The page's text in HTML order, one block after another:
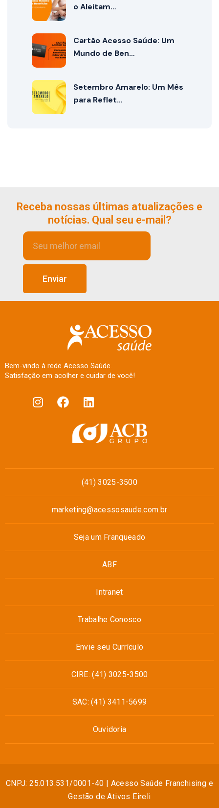
o Aleitam…
Cartão Acesso Saúde: Um
Mundo de Ben…
Setembro Amarelo: Um Mês
para Reflet…
Receba nossas últimas atualizações e
notícias. Qual seu e-mail?
Enviar
Bem-vindo à rede Acesso Saúde.
Satisfação em acolher e cuidar de você!
(41) 3025-3500
marketing@acessosaude.com.br
Seja um Franqueado
ABF
Intranet
Trabalhe Conosco
Envie seu Currículo
CIRE: (41) 3025-3500
SAC: (41) 3411-5699
Ouvidoria
CNPJ: 25.013.531/0001-40 | Acesso Saúde Franchising e
Gestão de Ativos Eireli